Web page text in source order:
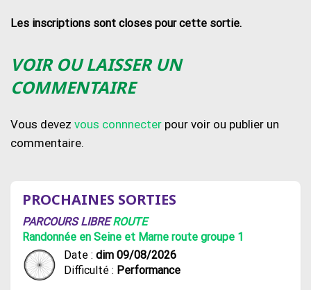
Les inscriptions sont closes pour cette sortie.
VOIR OU LAISSER UN
COMMENTAIRE
Vous devez vous connnecter pour voir ou publier un
commentaire.
PROCHAINES SORTIES
PARCOURS LIBREROUTE
Randonnée en Seine et Marne route groupe 1
Date : dim 09/08/2026
Difficulté : Performance